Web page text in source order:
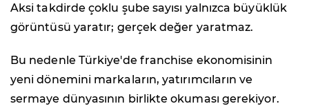
Aksi takdirde çoklu şube sayısı yalnızca büyüklük
görüntüsü yaratır; gerçek değer yaratmaz.
Bu nedenle Türkiye'de franchise ekonomisinin
yeni dönemini markaların, yatırımcıların ve
sermaye dünyasının birlikte okuması gerekiyor.